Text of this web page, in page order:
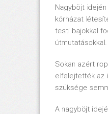
Nagyböjt
kórházat
testi bajokkal
útmutatásokkal.
Sokan azért
elfelejtették az
szüksége
A nagyböjt